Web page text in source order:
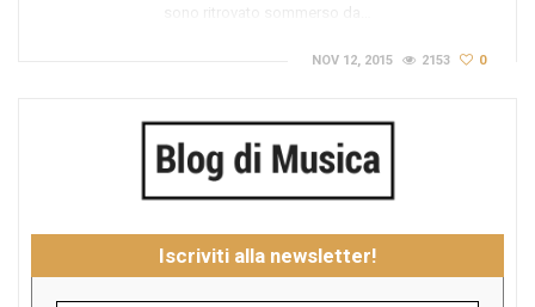
sono ritrovato sommerso da…
NOV 12, 2015 2153 0
Iscriviti alla newsletter!